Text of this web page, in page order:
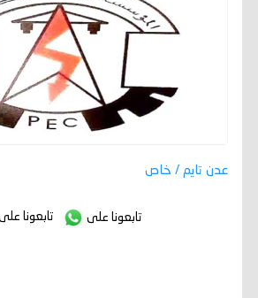
عدن تايم / خاص
تابعونا على تابعونا